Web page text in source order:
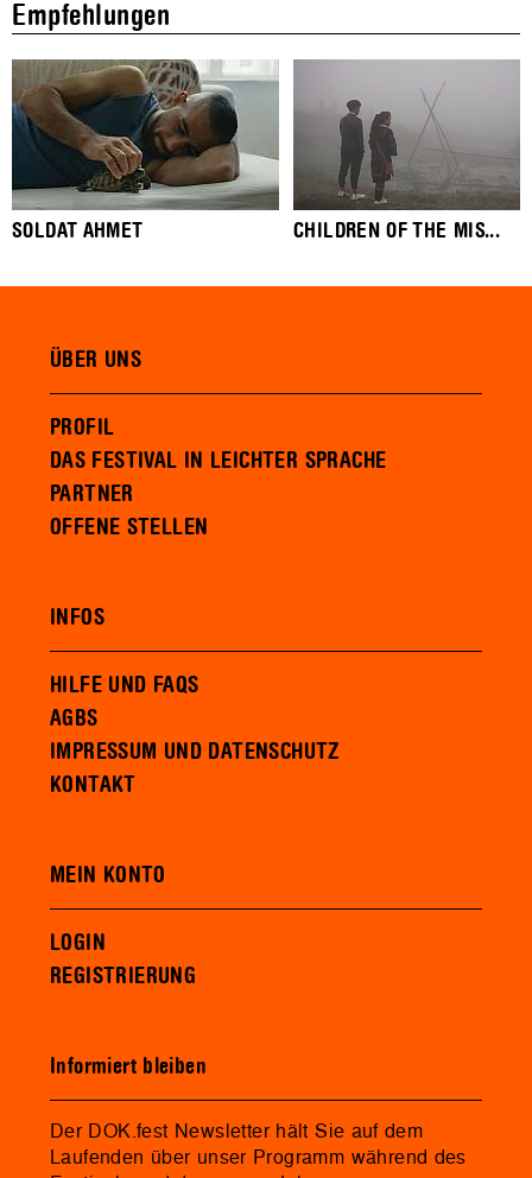
Empfehlungen
SOLDAT AHMET CHILDREN OF THE MIS...
ÜBER UNS
PROFIL
DAS FESTIVAL IN LEICHTER SPRACHE
PARTNER
OFFENE STELLEN
INFOS
HILFE UND FAQS
AGBS
IMPRESSUM UND DATENSCHUTZ
KONTAKT
MEIN KONTO
LOGIN
REGISTRIERUNG
Informiert bleiben
Der DOK.fest Newsletter hält Sie auf dem
Laufenden über unser Programm während des